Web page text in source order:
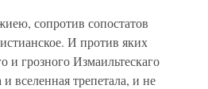
сопротив сопостатов
И против яких
и грозного Измаильтескаго
вселенная трепетала, и не